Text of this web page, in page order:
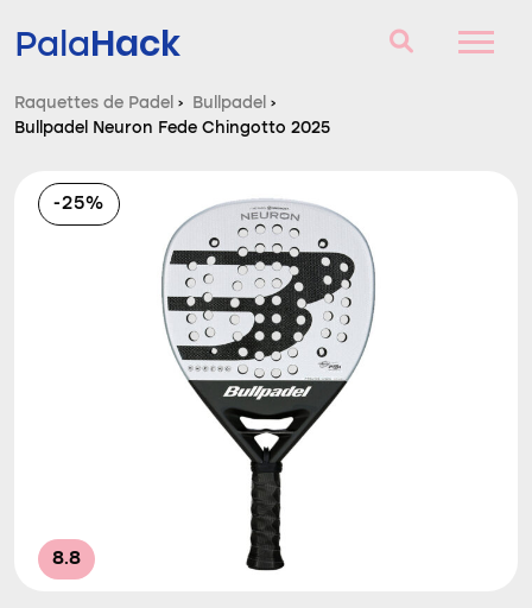
PalaHack
Raquettes de Padel
Questions et réponses
Comparateur
Raquettes de Padel › Bullpadel ›
Bullpadel Neuron Fede Chingotto 2025
-25%
8.8